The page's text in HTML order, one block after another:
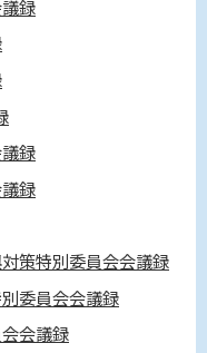
録
録
録
策特別委員会会議録
委員会会議録
会議録